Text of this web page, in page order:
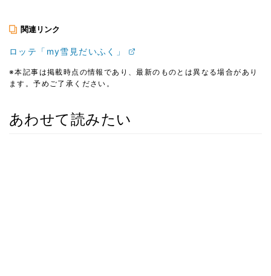
関連リンク
ロッテ「my雪見だいふく」
※本記事は掲載時点の情報であり、最新のものとは異なる場合があり
ます。予めご了承ください。
あわせて読みたい